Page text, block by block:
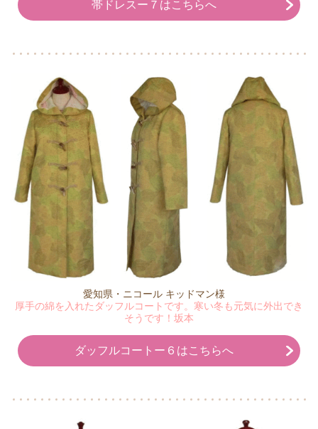
帯ドレスー７はこちらへ
愛知県・ニコール キッドマン様
厚手の綿を入れたダッフルコートです。寒い冬も元気に外出でき
そうです！坂本
ダッフルコートー６はこちらへ